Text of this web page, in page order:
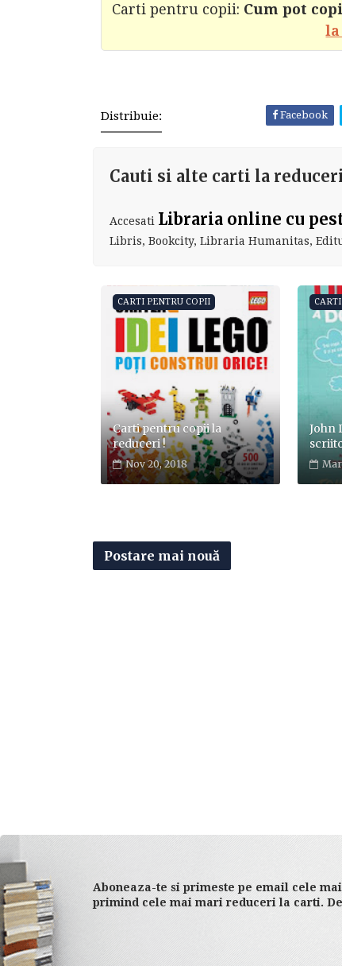
Carti pentru copii: Cum pot
la
Distribuie: Facebook
Cauti si alte carti la
Accesati Libraria online cu
Libris, Bookcity, Libraria Humanitas,
CARTI PENTRU COPII
Carti pentru copii la
reduceri !
Nov 20, 2018
John
Mar
Postare mai nouă
Aboneaza-te si primeste pe email cele
primind cele mai mari reduceri la carti.